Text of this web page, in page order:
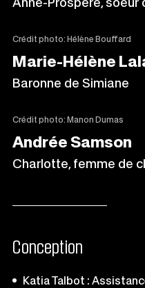
Crédit photo: Hélène Bouffard
Marie-Hélène
Baronne de Simiane
Crédit photo: Manon Dumas
Andrée Samson
Charlotte, femme de
Conception
Katia Talbot :